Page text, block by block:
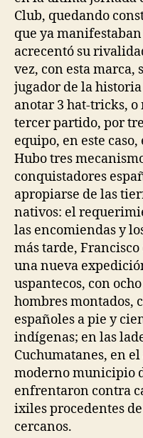
Club, quedando
que ya
acrecentó su
vez, con esta
jugador de la
anotar 3 hat-tricks, o
tercer partido, por
equipo, en este
Hubo tres
conquistadores
apropiarse de las
nativos: el
las encomiendas y
más tarde,
una nueva
uspantecos, con
hombres montados,
españoles a pie y
indígenas; en las
Cuchumatanes, en
moderno municipio
enfrentaron contra
ixiles procedentes
cercanos.